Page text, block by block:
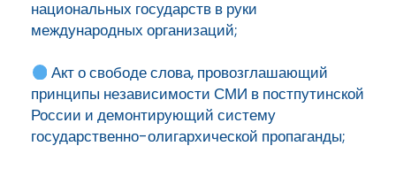
национальных государств в руки
международных организаций;
Акт о свободе слова, провозглашающий
принципы независимости СМИ в постпутинской
России и демонтирующий систему
государственно-олигархической пропаганды;